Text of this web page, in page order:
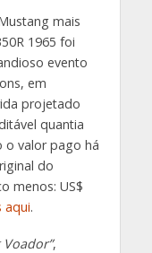
mais
1965 foi
evento
em
projetado
quantia
o valor pago há
do
menos: US$
aqui.
Voador”,